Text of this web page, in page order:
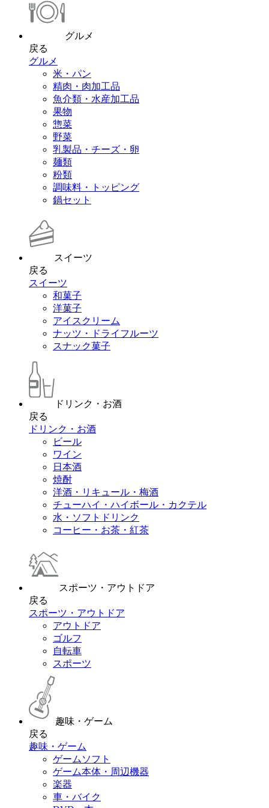
グルメ
戻る
グルメ
米・パン
精肉・肉加工品
魚介類・水産加工品
果物
惣菜
野菜
乳製品・チーズ・卵
麺類
粉類
調味料・トッピング
鍋セット
スイーツ
戻る
スイーツ
和菓子
洋菓子
アイスクリーム
ナッツ・ドライフルーツ
スナック菓子
ドリンク・お酒
戻る
ドリンク・お酒
ビール
ワイン
日本酒
焼酎
洋酒・リキュール・梅酒
チューハイ・ハイボール・カクテル
水・ソフトドリンク
コーヒー・お茶・紅茶
スポーツ・アウトドア
戻る
スポーツ・アウトドア
アウトドア
ゴルフ
自転車
スポーツ
趣味・ゲーム
戻る
趣味・ゲーム
ゲームソフト
ゲーム本体・周辺機器
楽器
車・バイク